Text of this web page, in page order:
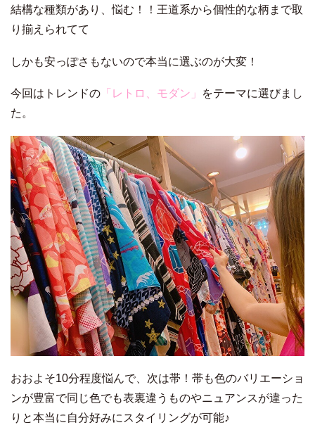
結構な種類があり、悩む！！王道系から個性的な柄まで取
り揃えられてて
しかも安っぽさもないので本当に選ぶのが大変！
今回はトレンドの 「レトロ、モダン」
をテーマに選びまし
た。
おおよそ10分程度悩んで、次は帯！帯も色のバリエーショ
ンが豊富で同じ色でも表裏違うものやニュアンスが違った
りと本当に自分好みにスタイリングが可能♪